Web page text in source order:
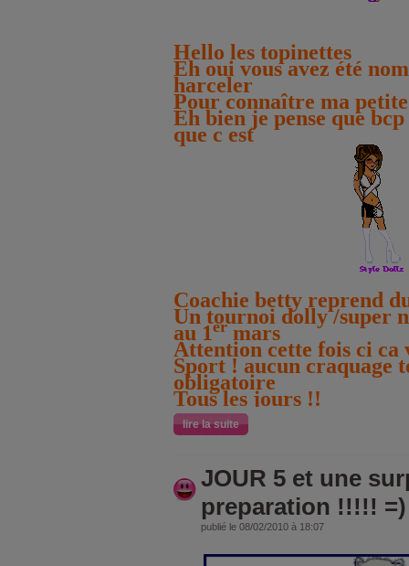
Hello les topinettes
Eh oui vous avez été
harceler
Pour connaître ma
Eh bien je pense que
que c est
Coachie betty reprend
Un tournoi dolly /super
au 1er mars
Attention cette fois ci ca
Sport ! aucun craquage
obligatoire
Tous les jours !!
lire la suite
JOUR 5 et une
preparation !!!!! =)
publié le 08/02/2010 à 18:07